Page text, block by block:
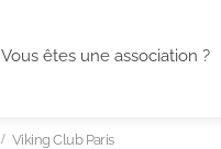
Vous êtes une association ?
Viking Club Paris